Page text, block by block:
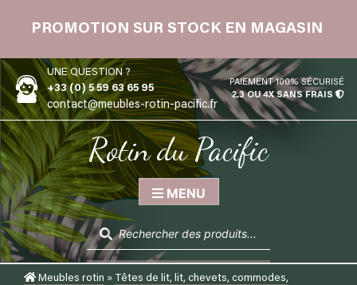
PROMOTION SUR STOCK EN MAGASIN
UNE QUESTION ?
+33 (0) 5 59 63 65 95
contact@meubles-rotin-pacific.fr
PAIEMENT 100% SÉCURISÉ
2,3 OU 4X SANS FRAIS
Rotin du Pacific
MENU
Recherche
de
produits
Meubles rotin » Têtes de lit, lit, chevets, commodes,